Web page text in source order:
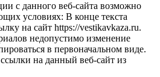
с данного веб-сайта возможно
условиях: В конце текста
на сайт https://vestikavkaza.ru.
недопустимо изменение
в первоначальном виде.
на данный веб-сайт из